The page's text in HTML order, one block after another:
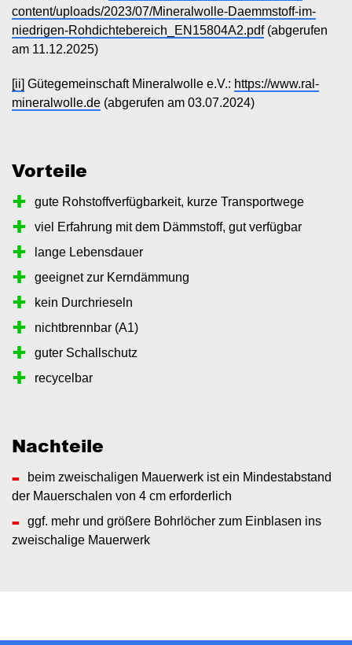
content/uploads/2023/07/Mineralwolle-Daemmstoff-im-
niedrigen-Rohdichtebereich_EN15804A2.pdf(abgerufen
am 11.12.2025)
[ii] Gütegemeinschaft Mineralwolle e.V.: https://www.ral-
mineralwolle.de (abgerufen am 03.07.2024)
Vorteile
gute Rohstoffverfügbarkeit, kurze Transportwege
viel Erfahrung mit dem Dämmstoff, gut verfügbar
lange Lebensdauer
geeignet zur Kerndämmung
kein Durchrieseln
nichtbrennbar (A1)
guter Schallschutz
recycelbar
Nachteile
beim zweischaligen Mauerwerk ist ein Mindestabstand
der Mauerschalen von 4 cm erforderlich
ggf. mehr und größere Bohrlöcher zum Einblasen ins
zweischalige Mauerwerk